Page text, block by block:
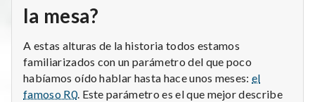
la mesa?
A estas alturas de la historia todos estamos
familiarizados con un parámetro del que poco
habíamos oído hablar hasta hace unos meses:el
famoso R0. Este parámetro es el que mejor describe